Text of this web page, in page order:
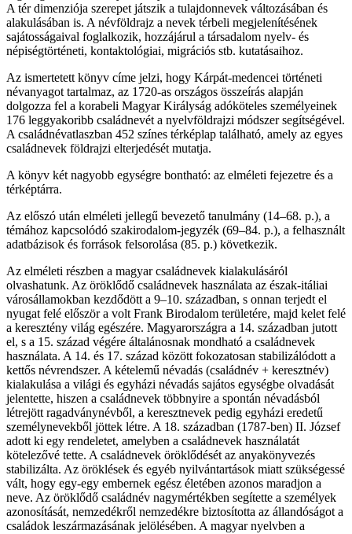
A tér dimenziója szerepet játszik a tulajdonnevek változásában és
alakulásában is. A névföldrajz a nevek térbeli megjelenítésének
sajátosságaival foglalkozik, hozzájárul a társadalom nyelv- és
népiségtörténeti, kontaktológiai, migrációs stb. kutatásaihoz.
Az ismertetett könyv címe jelzi, hogy Kárpát-medencei történeti
névanyagot tartalmaz, az 1720-as országos összeírás alapján
dolgozza fel a korabeli Magyar Királyság adóköteles személyeinek
176 leggyakoribb családnevét a nyelvföldrajzi módszer segítségével.
A családnévatlaszban 452 színes térképlap található, amely az egyes
családnevek földrajzi elterjedését mutatja.
A könyv két nagyobb egységre bontható: az elméleti fejezetre és a
térképtárra.
Az előszó után elméleti jellegű bevezető tanulmány (14–68. p.), a
témához kapcsolódó szakirodalom-jegyzék (69–84. p.), a felhasznált
adatbázisok és források felsorolása (85. p.) következik.
Az elméleti részben a magyar családnevek kialakulásáról
olvashatunk. Az öröklődő családnevek használata az észak-itáliai
városállamokban kezdődött a 9–10. században, s onnan terjedt el
nyugat felé először a volt Frank Birodalom területére, majd kelet felé
a keresztény világ egészére. Magyarországra a 14. században jutott
el, s a 15. század végére általánosnak mondható a családnevek
használata. A 14. és 17. század között fokozatosan stabilizálódott a
kettős névrendszer. A kételemű névadás (családnév + keresztnév)
kialakulása a világi és egyházi névadás sajátos egységbe olvadását
jelentette, hiszen a családnevek többnyire a spontán névadásból
létrejött ragadványnévből, a keresztnevek pedig egyházi eredetű
személynevekből jöttek létre. A 18. században (1787-ben) II. József
adott ki egy rendeletet, amelyben a családnevek használatát
kötelezővé tette. A családnevek öröklődését az anyakönyvezés
stabilizálta. Az öröklések és egyéb nyilvántartások miatt szükségessé
vált, hogy egy-egy embernek egész életében azonos maradjon a
neve. Az öröklődő családnév nagymértékben segítette a személyek
azonosítását, nemzedékről nemzedékre biztosította az állandóságot a
családok leszármazásának jelölésében. A magyar nyelvben a